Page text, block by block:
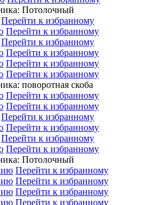
Потолочный
Перейти к избранному
Перейти к избранному
Перейти к избранному
Перейти к избранному
Перейти к избранному
Перейти к избранному
поворотная скоба
Перейти к избранному
Перейти к избранному
Перейти к избранному
Перейти к избранному
Перейти к избранному
Перейти к избранному
Потолочный
Перейти к избранному
Перейти к избранному
Перейти к избранному
Перейти к избранному